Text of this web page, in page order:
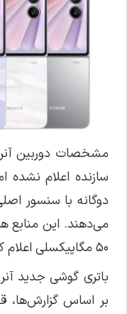
سازنده اعلام نشده
می‌دهند. این منابع
50 مگاپیکسلی اعلام کرده‌اند.
باتری گوشی جدید